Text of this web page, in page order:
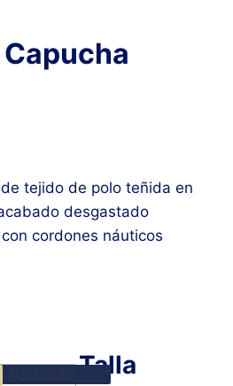
tejido de polo teñida en
desgastado
cordones náuticos
Talla